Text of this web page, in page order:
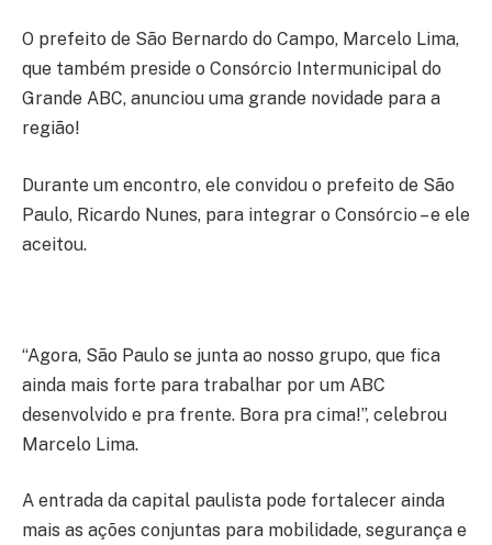
O prefeito de São Bernardo do Campo, Marcelo Lima,
que também preside o Consórcio Intermunicipal do
Grande ABC, anunciou uma grande novidade para a
região!
Durante um encontro, ele convidou o prefeito de São
Paulo, Ricardo Nunes, para integrar o Consórcio – e ele
aceitou.
“Agora, São Paulo se junta ao nosso grupo, que fica
ainda mais forte para trabalhar por um ABC
desenvolvido e pra frente. Bora pra cima!”, celebrou
Marcelo Lima.
A entrada da capital paulista pode fortalecer ainda
mais as ações conjuntas para mobilidade, segurança e